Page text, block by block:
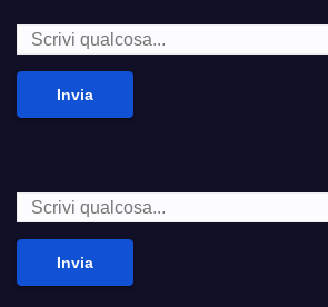
Invia
Invia